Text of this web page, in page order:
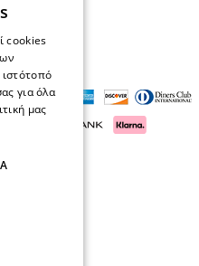
cookies
για όλα
μας